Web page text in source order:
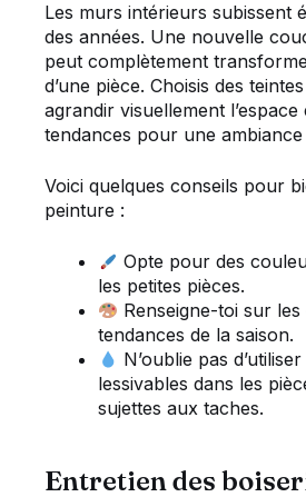
Les murs intérieurs subissent
des années. Une nouvelle
peut complètement
d’une pièce. Choisis des
agrandir visuellement
tendances pour une
Voici quelques conseils pour
peinture :
Opte pour des
les petites pièces.
Renseigne-toi sur
tendances de la saison.
N’oublie pas
lessivables dans les
sujettes aux taches.
Entretien des